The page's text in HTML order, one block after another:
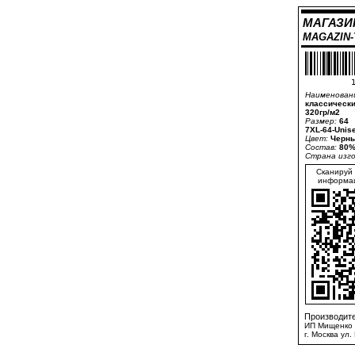
320гр/м2
Размер: 64
7XL-64-
Цвет:
Состав:
Страна
Сканируй
ИП Мищенко
г. Москва